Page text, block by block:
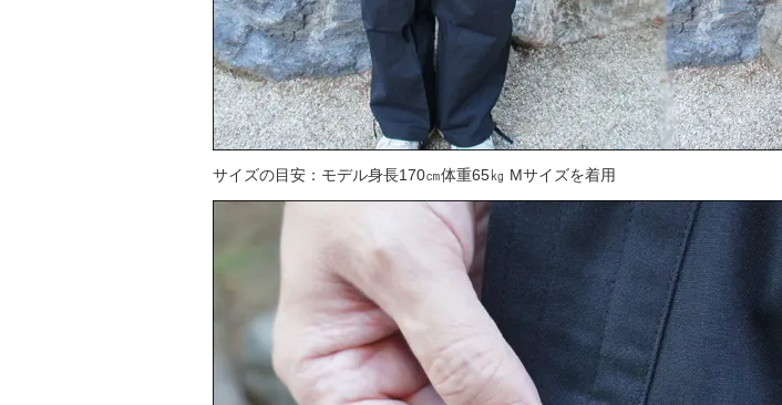
サイズの目安：モデル身長170㎝体重65㎏ Mサイズを着用